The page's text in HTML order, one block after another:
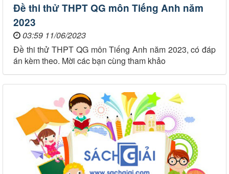
Đề thi thử THPT QG môn Tiếng Anh năm
2023
03:59 11/06/2023
Đề thi thử THPT QG môn Tiếng Anh năm 2023, có đáp
án kèm theo. Mời các bạn cùng tham khảo